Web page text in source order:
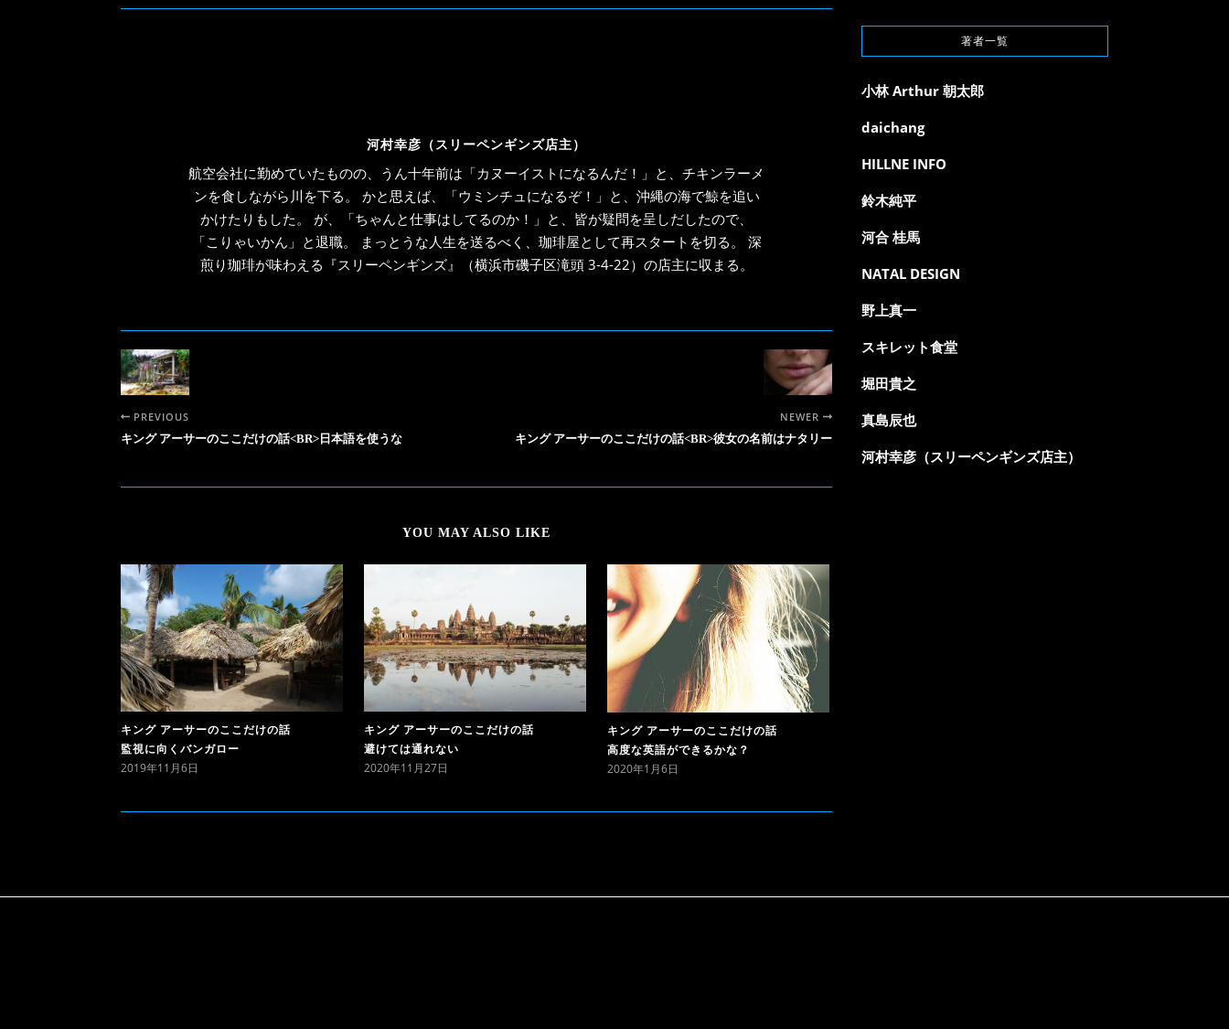
ウ
河村幸彦（スリーペンギンズ店主）
航空会社に勤めていたものの、うん十年前は「カヌーイストになるんだ！」と、チキンラーメ
ンを食しながら川を下る。 かと思えば、「ウミンチュになるぞ！」と、沖縄の海で鯨を追い
かけたりもした。 が、「ちゃんと仕事はしてるのか！」と、皆が疑問を呈しだしたので、
「こりゃいかん」と退職。 まっとうな人生を送るべく、珈琲屋として再スタートを切る。 深
煎り珈琲が味わえる『スリーペンギンズ』（横浜市磯子区滝頭 3-4-22）の店主に収まる。
PREVIOUS
キング アーサーのここだけの話<BR>日本語を使うな
NEWER
キング アーサーのここだけの話<BR>彼女の名前はナタリー
YOU MAY ALSO LIKE
キング アーサーのここだけの話
監視に向くバンガロー
2019年11月6日
キング アーサーのここだけの話
避けては通れない
2020年11月27日
キング アーサーのここだけの話
高度な英語ができるかな？
2020年1月6日
著者一覧
小林 Arthur 朝太郎
daichang
HILLNE INFO
鈴木純平
河合 桂馬
NATAL DESIGN
野上真一
スキレット食堂
堀田貴之
真島辰也
河村幸彦（スリーペンギンズ店主）